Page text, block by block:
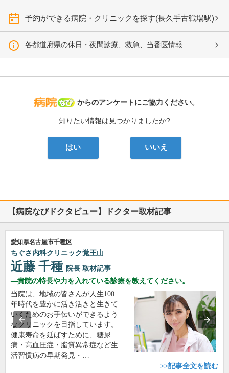
予約ができる病院・クリニックを探す(長久手古戦場駅)
各都道府県の休日・夜間診療、救急、当番医情報
病院なび
からのアンケートにご協力ください。
知りたい情報は見つかりましたか?
はい いいえ
【病院なびドクタビュー】ドクター取材記事
愛知県名古屋市千種区
ちぐさ内科クリニック覚王山
近藤 千種 院長 取材記事
貴院の特長や力を入れている診療を教えてください。
当院は、地域の皆さんが人生100
年時代を豊かに活き活きと生きて
いくためのお手伝いができるよう
なクリニックを目指しています。
健康寿命を延ばすために、糖尿
病・高血圧症・脂質異常症など生
活習慣病の早期発見・…
>>記事全文を読む